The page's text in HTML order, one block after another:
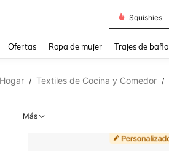
Musera
Ofertas Ropa de mujer Trajes de baño
/ Textiles de Cocina y Comedor /
Más